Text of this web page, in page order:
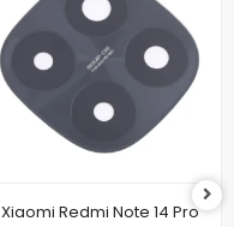
Xiaomi Redmi Note 14 Pro